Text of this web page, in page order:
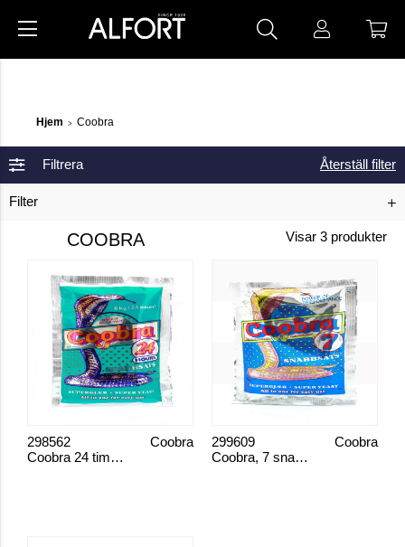
Hjem > Coobra
Filtrera
Filter
Återställ filter
COOBRA Visar 3 produkter
Coobra 24 tim, snabbsats
Coobra
298562
Coobra, 7 snabbsats
Coobra
299609